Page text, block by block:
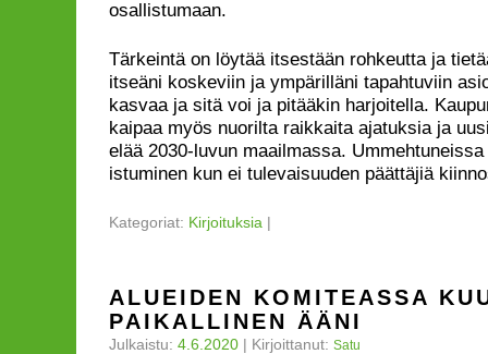
osallistumaan.
Tärkeintä on löytää itsestään rohkeutta ja
itseäni koskeviin ja ympärilläni tapahtuviin
kasvaa ja sitä voi ja pitääkin harjoitella.
kaipaa myös nuorilta raikkaita ajatuksia ja
elää 2030-luvun maailmassa.
istuminen kun ei tulevaisuuden päättäjiä
Kategoriat: Kirjoituksia |
ALUEIDEN KOMITEASSA
PAIKALLINEN ÄÄNI
Julkaistu: 4.6.2020 | Kirjoittanut: Satu